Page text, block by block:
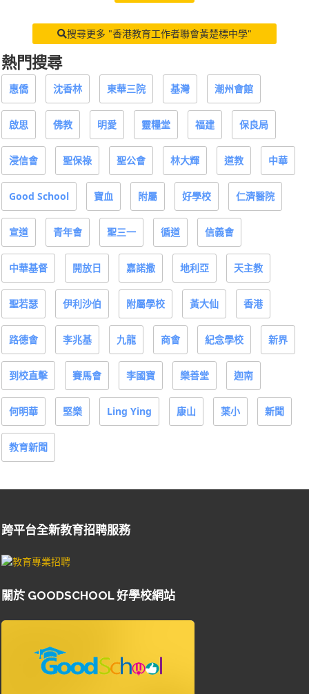
搜尋更多 "香港教育工作者聯會黃楚標中學"
熱門搜尋
惠僑 沈香林 東華三院 基灣 潮州會館
啟思 佛教 明愛 靈糧堂 福建 保良局
浸信會 聖保祿 聖公會 林大輝 道教 中華
Good School 寶血 附屬 好學校 仁濟醫院
宣道 青年會 聖三一 循道 信義會
中華基督 開放日 嘉諾撒 地利亞 天主教
聖若瑟 伊利沙伯 附屬學校 黃大仙 香港
路德會 李兆基 九龍 商會 紀念學校 新界
到校直擊 賽馬會 李國寶 樂善堂 迦南
何明華 堅樂 Ling Ying 康山 葉小 新聞
教育新聞
跨平台全新教育招聘服務
關於 GOODSCHOOL 好學校網站